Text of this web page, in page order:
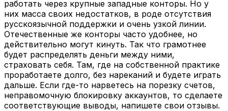
работать через крупные западные конторы. Но у
них масса своих недостатков, в роде отсутствия
русскоязычной поддержки и очень узкой линии.
Отечественные же конторы часто удобнее, но
действительно могут кинуть. Так что грамотнее
будет распределять деньги между ними,
страховать себя. Там, где на собственной практике
проработаете долго, без нареканий и будете играть
дальше. Если где-то нарветесь на порезку счетов,
неправомочную блокировку аккаунтов, то сделаете
соответствующие выводы, напишете свои отзывы.